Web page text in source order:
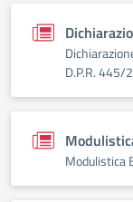
D.P.R. 445/
Modulistica